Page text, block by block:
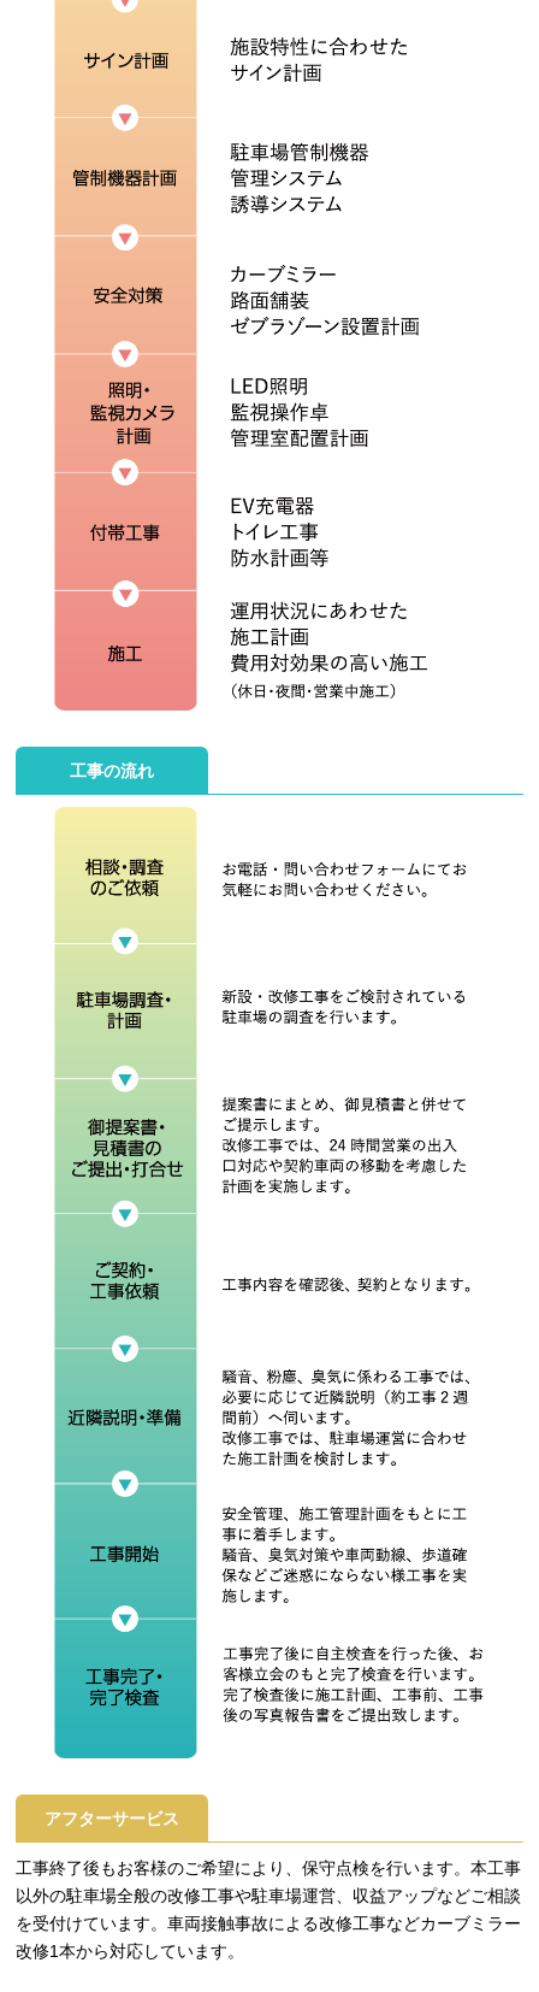
工事の流れ
アフターサービス
工事終了後もお客様のご希望により、保守点検を行います。本工事
以外の駐車場全般の改修工事や駐車場運営、収益アップなどご相談
を受付けています。車両接触事故による改修工事などカーブミラー
改修1本から対応しています。